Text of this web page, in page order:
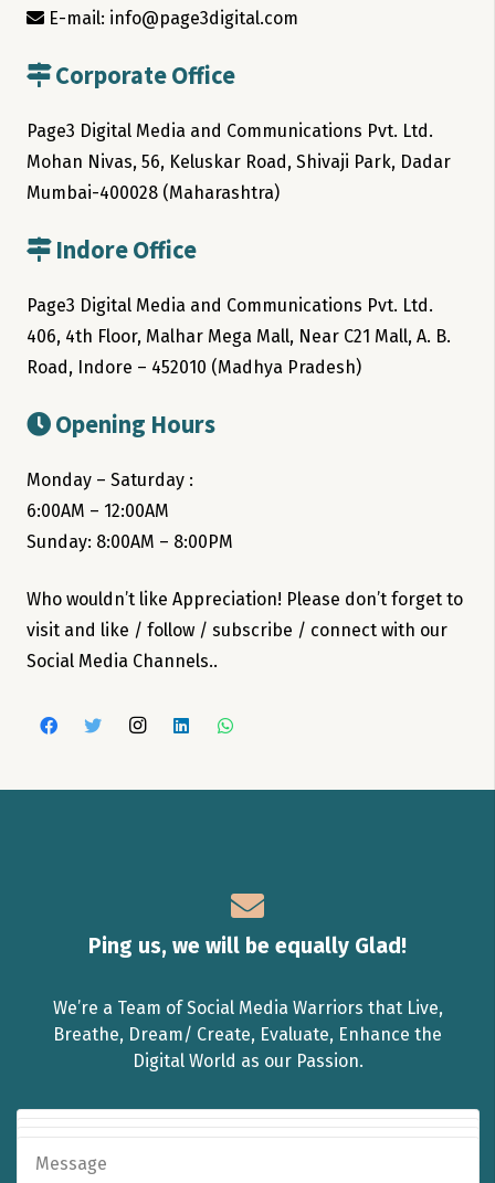
E-mail: info@page3digital.com
Corporate Office
Page3 Digital Media and Communications Pvt. Ltd.
Mohan Nivas, 56, Keluskar Road, Shivaji Park, Dadar
Mumbai-400028 (Maharashtra)
Indore Office
Page3 Digital Media and Communications Pvt. Ltd.
406, 4th Floor, Malhar Mega Mall, Near C21 Mall, A. B.
Road, Indore – 452010 (Madhya Pradesh)
Opening Hours
Monday – Saturday :
6:00AM – 12:00AM
Sunday: 8:00AM – 8:00PM
Who wouldn’t like Appreciation! Please don’t forget to
visit and like / follow / subscribe / connect with our
Social Media Channels..
Ping us, we will be equally Glad!
We’re a Team of Social Media Warriors that Live,
Breathe, Dream/ Create, Evaluate, Enhance the
Digital World as our Passion.